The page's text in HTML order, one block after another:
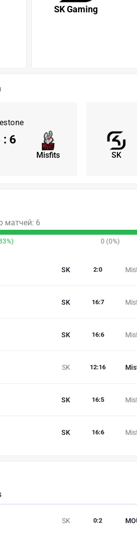
SK Gaming
Misfits
: 6
SK
матчей: 6
0 (0%)
SK 2:0
SK 16:7
SK 16:6
SK 12:16
SK 16:5
SK 16:6
SK 0:2